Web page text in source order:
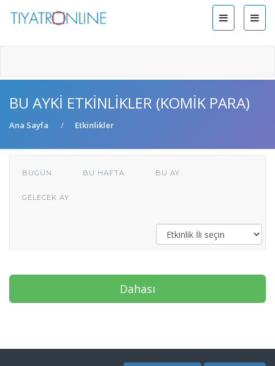
BU AYKI ETKINLIKLER (KOMIK PARA)
Ana Sayfa Etkinlikler
BUGÜN BU HAFTA BU AY
GELECEK AY
Dahası